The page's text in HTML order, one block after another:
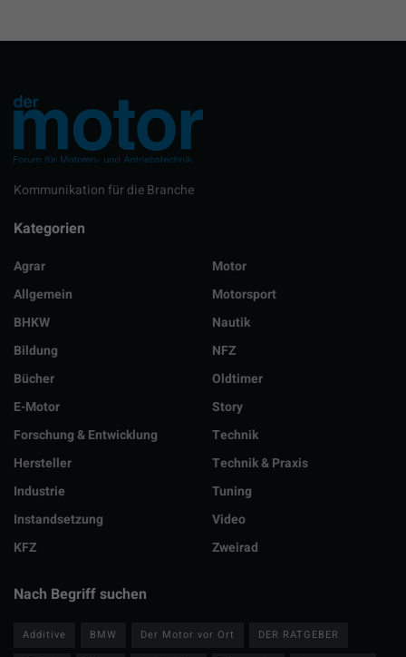
Kommunikation für die Branche
Kategorien
Agrar
Allgemein
BHKW
Bildung
Bücher
E-Motor
Forschung & Entwicklung
Hersteller
Industrie
Instandsetzung
KFZ
Motor
Motorsport
Nautik
NFZ
Oldtimer
Story
Technik
Technik & Praxis
Tuning
Video
Zweirad
Nach Begriff suchen
Additive BMW Der Motor vor Ort
DER RATGEBER